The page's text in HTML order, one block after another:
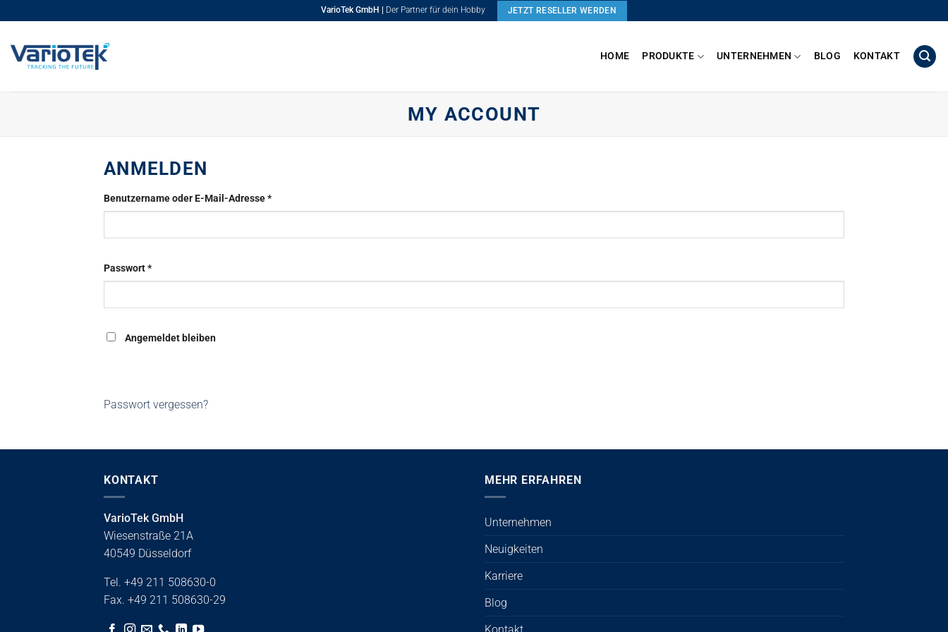
Inhalt
springen
VarioTek GmbH | Der Partner für dein Hobby JETZT RESELLER WERDEN
HOME PRODUKTE UNTERNEHMEN BLOG KONTAKT
MY ACCOUNT
ANMELDEN
Benutzername oder E-Mail-Adresse*Erforderlich
Passwort*Erforderlich
Angemeldet bleiben
Passwort vergessen?
KONTAKT
VarioTek GmbH
Wiesenstraße 21A
40549 Düsseldorf
Tel. +49 211 508630-0
Fax. +49 211 508630-29
MEHR ERFAHREN
Unternehmen
Neuigkeiten
Karriere
Blog